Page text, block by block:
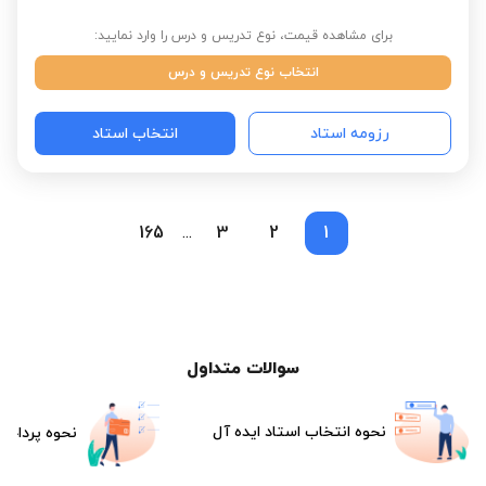
برای مشاهده قیمت، نوع تدریس و درس را وارد نمایید:
انتخاب نوع تدریس و درس
رزومه استاد انتخاب استاد
1
2
3
...
165
سوالات متداول
نحوه انتخاب استاد ایده آل نحوه